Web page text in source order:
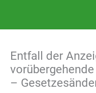
Entfall der
–